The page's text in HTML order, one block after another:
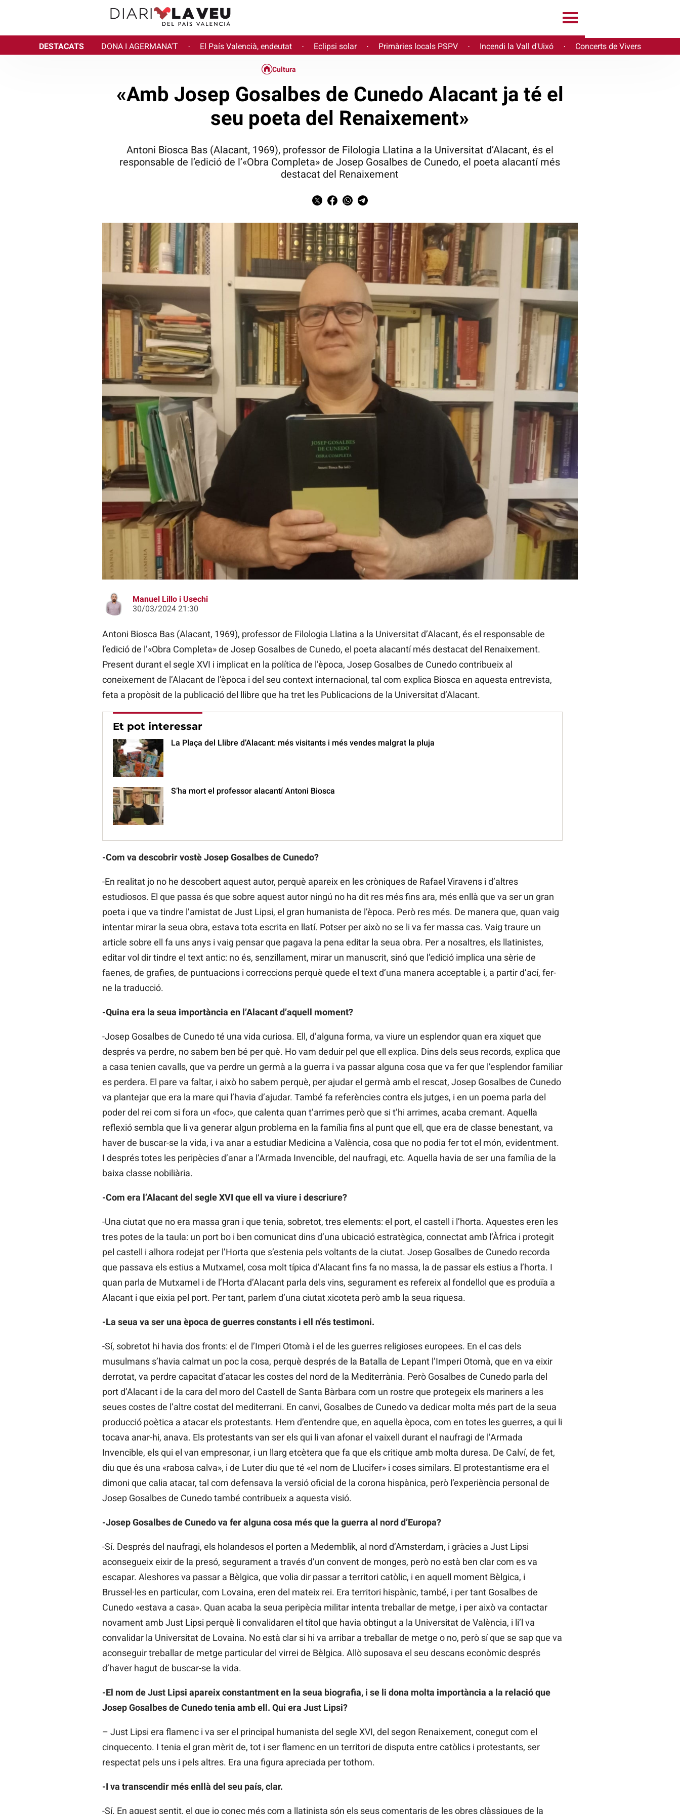
DESTACATS DONA I AGERMANA'T · El País Valencià, endeutat · Eclipsi solar · Primàries locals PSPV · Incendi la Vall d'Uixó · Concerts de Vivers
Cultura
«Amb Josep Gosalbes de Cunedo Alacant ja té el
seu poeta del Renaixement»
Antoni Biosca Bas (Alacant, 1969), professor de Filologia Llatina a la Universitat d’Alacant, és el
responsable de l’edició de l’«Obra Completa» de Josep Gosalbes de Cunedo, el poeta alacantí més
destacat del Renaixement
Manuel Lillo i Usechi
30/03/2024 21:30
Antoni Biosca Bas (Alacant, 1969), professor de Filologia Llatina a la Universitat d’Alacant, és el responsable de
l’edició de l’«Obra Completa» de Josep Gosalbes de Cunedo, el poeta alacantí més destacat del Renaixement.
Present durant el segle XVI i implicat en la política de l’època, Josep Gosalbes de Cunedo contribueix al
coneixement de l’Alacant de l’època i del seu context internacional, tal com explica Biosca en aquesta entrevista,
feta a propòsit de la publicació del llibre que ha tret les Publicacions de la Universitat d’Alacant.
Et pot interessar
La Plaça del Llibre d’Alacant: més visitants i més vendes malgrat la pluja
S’ha mort el professor alacantí Antoni Biosca
-Com va descobrir vostè Josep Gosalbes de Cunedo?
-En realitat jo no he descobert aquest autor, perquè apareix en les cròniques de Rafael Viravens i d’altres
estudiosos. El que passa és que sobre aquest autor ningú no ha dit res més fins ara, més enllà que va ser un gran
poeta i que va tindre l’amistat de Just Lipsi, el gran humanista de l’època. Però res més. De manera que, quan vaig
intentar mirar la seua obra, estava tota escrita en llatí. Potser per això no se li va fer massa cas. Vaig traure un
article sobre ell fa uns anys i vaig pensar que pagava la pena editar la seua obra. Per a nosaltres, els llatinistes,
editar vol dir tindre el text antic: no és, senzillament, mirar un manuscrit, sinó que l’edició implica una sèrie de
faenes, de grafies, de puntuacions i correccions perquè quede el text d’una manera acceptable i, a partir d’ací, fer-
ne la traducció.
-Quina era la seua importància en l’Alacant d’aquell moment?
-Josep Gosalbes de Cunedo té una vida curiosa. Ell, d’alguna forma, va viure un esplendor quan era xiquet que
després va perdre, no sabem ben bé per què. Ho vam deduir pel que ell explica. Dins dels seus records, explica que
a casa tenien cavalls, que va perdre un germà a la guerra i va passar alguna cosa que va fer que l’esplendor familiar
es perdera. El pare va faltar, i això ho sabem perquè, per ajudar el germà amb el rescat, Josep Gosalbes de Cunedo
va plantejar que era la mare qui l’havia d’ajudar. També fa referències contra els jutges, i en un poema parla del
poder del rei com si fora un «foc», que calenta quan t’arrimes però que si t’hi arrimes, acaba cremant. Aquella
reflexió sembla que li va generar algun problema en la família fins al punt que ell, que era de classe benestant, va
haver de buscar-se la vida, i va anar a estudiar Medicina a València, cosa que no podia fer tot el món, evidentment.
I després totes les peripècies d’anar a l’Armada Invencible, del naufragi, etc. Aquella havia de ser una família de la
baixa classe nobiliària.
-Com era l’Alacant del segle XVI que ell va viure i descriure?
-Una ciutat que no era massa gran i que tenia, sobretot, tres elements: el port, el castell i l’horta. Aquestes eren les
tres potes de la taula: un port bo i ben comunicat dins d’una ubicació estratègica, connectat amb l’Àfrica i protegit
pel castell i alhora rodejat per l’Horta que s’estenia pels voltants de la ciutat. Josep Gosalbes de Cunedo recorda
que passava els estius a Mutxamel, cosa molt típica d’Alacant fins fa no massa, la de passar els estius a l’horta. I
quan parla de Mutxamel i de l’Horta d’Alacant parla dels vins, segurament es refereix al fondellol que es produïa a
Alacant i que eixia pel port. Per tant, parlem d’una ciutat xicoteta però amb la seua riquesa.
-La seua va ser una època de guerres constants i ell n’és testimoni.
-Sí, sobretot hi havia dos fronts: el de l’Imperi Otomà i el de les guerres religioses europees. En el cas dels
musulmans s’havia calmat un poc la cosa, perquè després de la Batalla de Lepant l’Imperi Otomà, que en va eixir
derrotat, va perdre capacitat d’atacar les costes del nord de la Mediterrània. Però Gosalbes de Cunedo parla del
port d’Alacant i de la cara del moro del Castell de Santa Bàrbara com un rostre que protegeix els mariners a les
seues costes de l’altre costat del mediterrani. En canvi, Gosalbes de Cunedo va dedicar molta més part de la seua
producció poètica a atacar els protestants. Hem d’entendre que, en aquella època, com en totes les guerres, a qui li
tocava anar-hi, anava. Els protestants van ser els qui li van afonar el vaixell durant el naufragi de l’Armada
Invencible, els qui el van empresonar, i un llarg etcètera que fa que els critique amb molta duresa. De Calví, de fet,
diu que és una «rabosa calva», i de Luter diu que té «el nom de Llucifer» i coses similars. El protestantisme era el
dimoni que calia atacar, tal com defensava la versió oficial de la corona hispànica, però l’experiència personal de
Josep Gosalbes de Cunedo també contribueix a aquesta visió.
-Josep Gosalbes de Cunedo va fer alguna cosa més que la guerra al nord d’Europa?
-Sí. Després del naufragi, els holandesos el porten a Medemblik, al nord d’Amsterdam, i gràcies a Just Lipsi
aconsegueix eixir de la presó, segurament a través d’un convent de monges, però no està ben clar com es va
escapar. Aleshores va passar a Bèlgica, que volia dir passar a territori catòlic, i en aquell moment Bèlgica, i
Brussel·les en particular, com Lovaina, eren del mateix rei. Era territori hispànic, també, i per tant Gosalbes de
Cunedo «estava a casa». Quan acaba la seua peripècia militar intenta treballar de metge, i per això va contactar
novament amb Just Lipsi perquè li convalidaren el títol que havia obtingut a la Universitat de València, i li’l va
convalidar la Universitat de Lovaina. No està clar si hi va arribar a treballar de metge o no, però sí que se sap que va
aconseguir treballar de metge particular del virrei de Bèlgica. Allò suposava el seu descans econòmic després
d’haver hagut de buscar-se la vida.
-El nom de Just Lipsi apareix constantment en la seua biografia, i se li dona molta importància a la relació que
Josep Gosalbes de Cunedo tenia amb ell. Qui era Just Lipsi?
– Just Lipsi era flamenc i va ser el principal humanista del segle XVI, del segon Renaixement, conegut com el
cinquecento. I tenia el gran mèrit de, tot i ser flamenc en un territori de disputa entre catòlics i protestants, ser
respectat pels uns i pels altres. Era una figura apreciada per tothom.
-I va transcendir més enllà del seu país, clar.
-Sí. En aquest sentit, el que jo conec més com a llatinista són els seus comentaris de les obres clàssiques de la